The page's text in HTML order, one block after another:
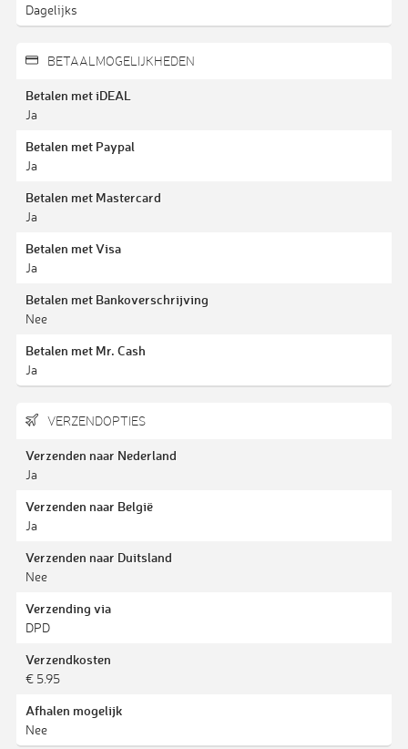
Dagelijks
BETAALMOGELIJKHEDEN
Betalen met iDEAL
Ja
Betalen met Paypal
Ja
Betalen met Mastercard
Ja
Betalen met Visa
Ja
Betalen met Bankoverschrijving
Nee
Betalen met Mr. Cash
Ja
VERZENDOPTIES
Verzenden naar Nederland
Ja
Verzenden naar België
Ja
Verzenden naar Duitsland
Nee
Verzending via
DPD
Verzendkosten
€ 5.95
Afhalen mogelijk
Nee